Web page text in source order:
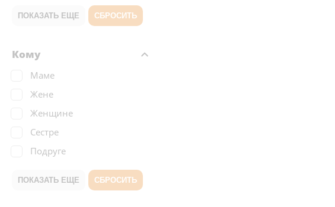
ПОКАЗАТЬ ЕЩЕ СБРОСИТЬ
Кому
Маме
Жене
Женщине
Сестре
Подруге
ПОКАЗАТЬ ЕЩЕ СБРОСИТЬ